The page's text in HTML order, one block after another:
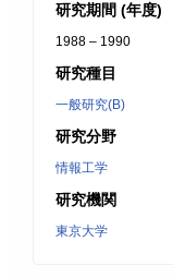
研究期間 (年度)
1988 – 1990
研究種目
一般研究(B)
研究分野
情報工学
研究機関
東京大学